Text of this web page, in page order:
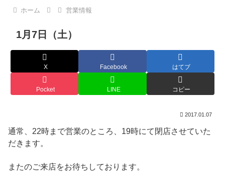
ホーム 営業情報
1月7日（土）
X Facebook はてブ
Pocket LINE コピー
2017.01.07
通常、22時まで営業のところ、19時にて閉店させていた
だきます。
またのご来店をお待ちしております。